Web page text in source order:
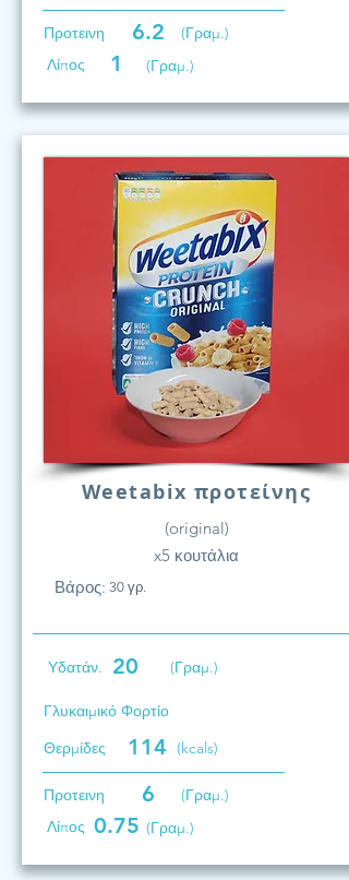
Προτεινη 6.2
(Γραμ.)
Λίπος
1 (Γραμ.)
Weetabix προτείνης
(original)
x5 κουτάλια
Βάρος: 30 γρ.
Υδατάν. 20 (Γραμ.)
Γλυκαιμικό Φορτίο
Θερμίδες
114 (kcals)
Προτεινη 6
(Γραμ.)
Λίπος 0.75 (Γραμ.)